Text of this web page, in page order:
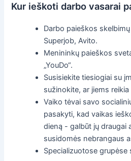
Kur ieškoti darbo vasarai
Darbo paieškos
Superjob, Avito.
Menininkų paieškos
„YouDo“.
Susisiekite tiesiogiai su
sužinokite, ar jiems
Vaiko tėvai savo
pasakyti, kad vaikas
dieną - galbūt jų draugai
susidomės nebrangaus
Specializuotose